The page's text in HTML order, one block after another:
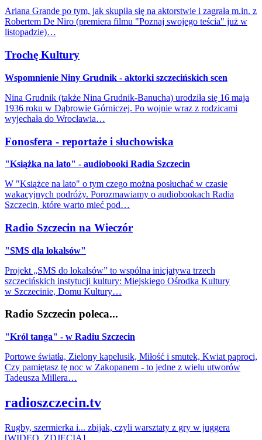
Ariana Grande po tym, jak skupiła się na aktorstwie i zagrała m.in. z
Robertem De Niro (premiera filmu "Poznaj swojego teścia" już w
listopadzie)…
Trochę Kultury
Wspomnienie Niny Grudnik - aktorki szczecińskich scen
Nina Grudnik (także Nina Grudnik-Banucha) urodziła się 16 maja
1936 roku w Dąbrowie Górniczej. Po wojnie wraz z rodzicami
wyjechała do Wrocławia…
Fonosfera - reportaże i słuchowiska
"Książka na lato" - audiobooki Radia Szczecin
W "Książce na lato" o tym czego można posłuchać w czasie
wakacyjnych podróży. Porozmawiamy o audiobookach Radia
Szczecin, które warto mieć pod…
Radio Szczecin na Wieczór
"SMS dla lokalsów"
Projekt „SMS do lokalsów” to wspólna inicjatywa trzech
szczecińskich instytucji kultury: Miejskiego Ośrodka Kultury
w Szczecinie, Domu Kultury…
Radio Szczecin poleca...
"Król tanga" - w Radiu Szczecin
Portowe światła, Zielony kapelusik, Miłość i smutek, Kwiat paproci,
Czy pamiętasz tę noc w Zakopanem - to jedne z wielu utworów
Tadeusza Millera…
radioszczecin.tv
Rugby, szermierka i... zbijak, czyli warsztaty z gry w juggera
[WIDEO, ZDJĘCIA]